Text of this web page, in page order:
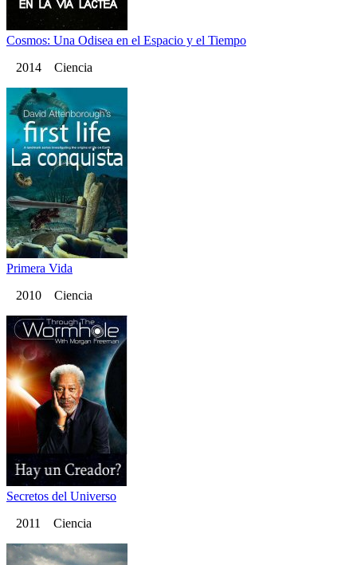
Cosmos: Una Odisea en el Espacio y el Tiempo
2014 Ciencia
Primera Vida
2010 Ciencia
Secretos del Universo
2011 Ciencia